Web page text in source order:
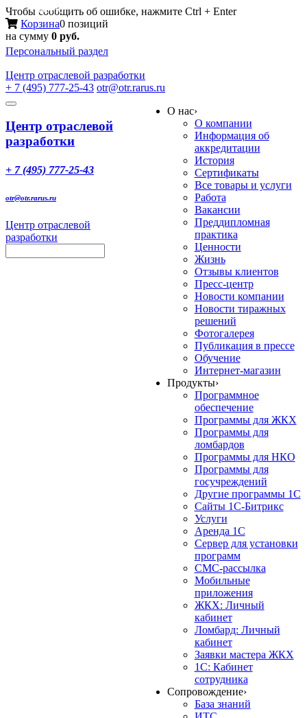
Чтобы сообщить об ошибке, нажмите Ctrl + Enter
Корзина0 позиций
на сумму 0 руб.
Персональный раздел
Центр отраслевой разработки
+ 7 (495) 777-25-43 otr@otr.rarus.ru
Toggle
Меню
Центр отраслевой
разработки
+ 7 (495) 777-25-43
otr@otr.rarus.ru
Центр отраслевой
разработки
О нас›
О компании
Информация об
аккредитации
История
Сертификаты
Все товары и услуги
Работа
Вакансии
Преддипломная
практика
Ценности
Жизнь
Отзывы клиентов
Пресс-центр
Новости компании
Новости тиражных
решений
Фотогалерея
Публикация в прессе
Обучение
Интернет-магазин
Продукты›
Программное
обеспечение
Программы для ЖКХ
Программы для
ломбардов
Программы для НКО
Программы для
госучреждений
Другие программы 1С
Сайты 1С-Битрикс
Услуги
Аренда 1С
Сервер для установки
программ
СМС-рассылка
Мобильные
приложения
ЖКХ: Личный
кабинет
Ломбард: Личный
кабинет
Заявки мастера ЖКХ
1С: Кабинет
сотрудника
Сопровождение›
База знаний